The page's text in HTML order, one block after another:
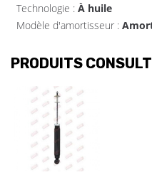
Technologie : À huile
Modèle d'amortisseur :
PRODUITS